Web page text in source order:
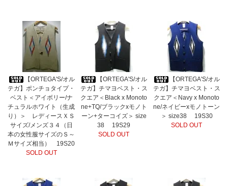
【ORTEGA'S/オル
テガ】ポンチョタイプ・
ベスト＜アイボリー/ナ
チュラルホワイト（生成
り）＞ レディースＸＳ
サイズ/メンズ３４（日
本の女性服サイズのＳ～
Ｍサイズ相当） 19S20
SOLD OUT
【ORTEGA'S/オル
テガ】チマヨベスト・ス
クエア＜Black x Monoto
ne+TQ/ブラックxモノト
ーン+ターコイズ＞ size
38 19S29
SOLD OUT
【ORTEGA'S/オル
テガ】チマヨベスト・ス
クエア＜Navy x Monoto
ne/ネイビーxモノトーン
＞ size38 19S30
SOLD OUT